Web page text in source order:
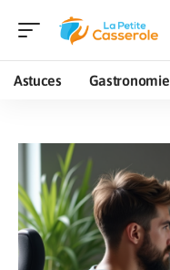
Astuces Gastronomie